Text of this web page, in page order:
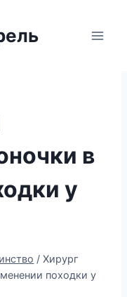
в
у
/ Хирург
походки у